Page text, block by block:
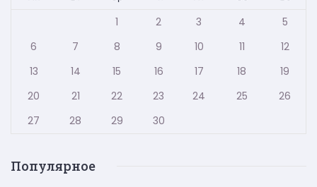
1
2 3 4
5
6
7 8 9 10 11
12
13
14 15 16 17 18
19
20
21 22 23 24 25
26
27
28 29 30
Популярное